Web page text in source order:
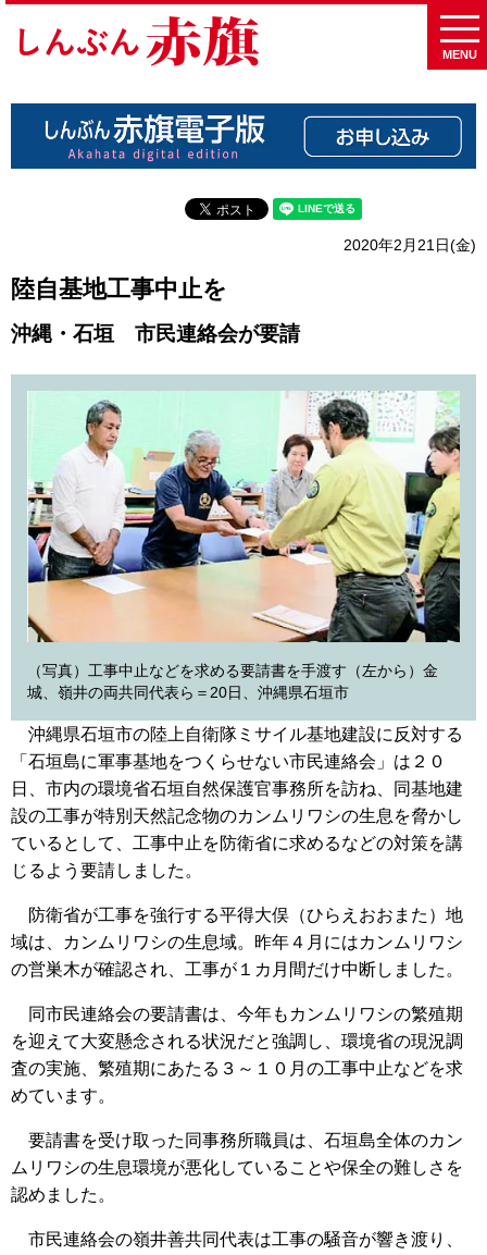
MENU
2020年2月21日(金)
陸自基地工事中止を
沖縄・石垣 市民連絡会が要請
（写真）工事中止などを求める要請書を手渡す（左から）金
城、嶺井の両共同代表ら＝20日、沖縄県石垣市
沖縄県石垣市の陸上自衛隊ミサイル基地建設に反対する
「石垣島に軍事基地をつくらせない市民連絡会」は２０
日、市内の環境省石垣自然保護官事務所を訪ね、同基地建
設の工事が特別天然記念物のカンムリワシの生息を脅かし
ているとして、工事中止を防衛省に求めるなどの対策を講
じるよう要請しました。
防衛省が工事を強行する平得大俣（ひらえおおまた）地
域は、カンムリワシの生息域。昨年４月にはカンムリワシ
の営巣木が確認され、工事が１カ月間だけ中断しました。
同市民連絡会の要請書は、今年もカンムリワシの繁殖期
を迎えて大変懸念される状況だと強調し、環境省の現況調
査の実施、繁殖期にあたる３～１０月の工事中止などを求
めています。
要請書を受け取った同事務所職員は、石垣島全体のカン
ムリワシの生息環境が悪化していることや保全の難しさを
認めました。
市民連絡会の嶺井善共同代表は工事の騒音が響き渡り、